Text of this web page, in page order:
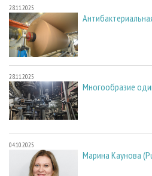
28.11.2025
28.11.2025
Многообразие
04.10.2025
Марина Каунова